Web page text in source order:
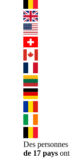
Des personnes
de 17 pays